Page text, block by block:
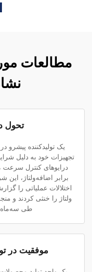
مطالعات
تحول
یک تولیدکننده
تجهیزات خود به دلیل
اختلالات عملیاتی را
طی
موفقیت در